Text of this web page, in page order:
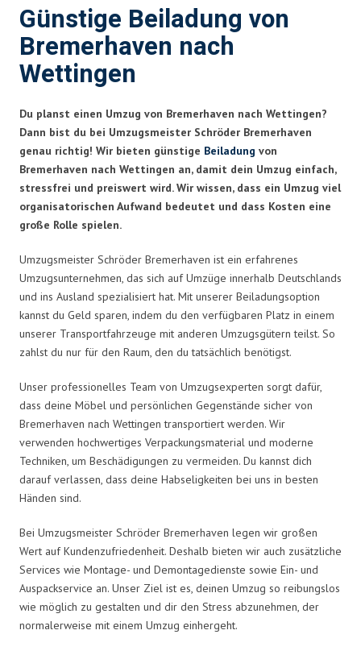
Günstige Beiladung von
Bremerhaven nach
Wettingen
Du planst einen Umzug von Bremerhaven nach Wettingen?
Dann bist du bei Umzugsmeister Schröder Bremerhaven
genau richtig! Wir bieten günstige Beiladung von
Bremerhaven nach Wettingen an, damit dein Umzug einfach,
stressfrei und preiswert wird. Wir wissen, dass ein Umzug viel
organisatorischen Aufwand bedeutet und dass Kosten eine
große Rolle spielen.
Umzugsmeister Schröder Bremerhaven ist ein erfahrenes
Umzugsunternehmen, das sich auf Umzüge innerhalb Deutschlands
und ins Ausland spezialisiert hat. Mit unserer Beiladungsoption
kannst du Geld sparen, indem du den verfügbaren Platz in einem
unserer Transportfahrzeuge mit anderen Umzugsgütern teilst. So
zahlst du nur für den Raum, den du tatsächlich benötigst.
Unser professionelles Team von Umzugsexperten sorgt dafür,
dass deine Möbel und persönlichen Gegenstände sicher von
Bremerhaven nach Wettingen transportiert werden. Wir
verwenden hochwertiges Verpackungsmaterial und moderne
Techniken, um Beschädigungen zu vermeiden. Du kannst dich
darauf verlassen, dass deine Habseligkeiten bei uns in besten
Händen sind.
Bei Umzugsmeister Schröder Bremerhaven legen wir großen
Wert auf Kundenzufriedenheit. Deshalb bieten wir auch zusätzliche
Services wie Montage- und Demontagedienste sowie Ein- und
Auspackservice an. Unser Ziel ist es, deinen Umzug so reibungslos
wie möglich zu gestalten und dir den Stress abzunehmen, der
normalerweise mit einem Umzug einhergeht.